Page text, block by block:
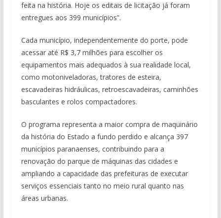
feita na história. Hoje os editais de licitação já foram
entregues aos 399 municípios”.
Cada município, independentemente do porte, pode
acessar até R$ 3,7 milhões para escolher os
equipamentos mais adequados à sua realidade local,
como motoniveladoras, tratores de esteira,
escavadeiras hidráulicas, retroescavadeiras, caminhões
basculantes e rolos compactadores.
O programa representa a maior compra de maquinário
da história do Estado a fundo perdido e alcança 397
municípios paranaenses, contribuindo para a
renovação do parque de máquinas das cidades e
ampliando a capacidade das prefeituras de executar
serviços essenciais tanto no meio rural quanto nas
áreas urbanas.